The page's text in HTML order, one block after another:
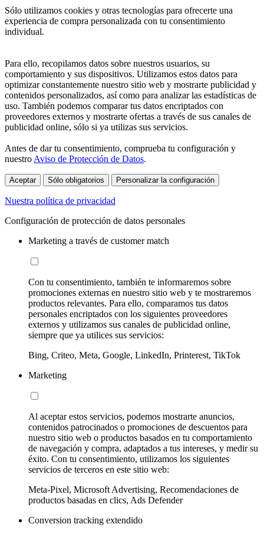
Sólo utilizamos cookies y otras tecnologías para ofrecerte una
experiencia de compra personalizada con tu consentimiento
individual.
Para ello, recopilamos datos sobre nuestros usuarios, su
comportamiento y sus dispositivos. Utilizamos estos datos para
optimizar constantemente nuestro sitio web y mostrarte publicidad y
contenidos personalizados, así como para analizar las estadísticas de
uso. También podemos comparar tus datos encriptados con
proveedores externos y mostrarte ofertas a través de sus canales de
publicidad online, sólo si ya utilizas sus servicios.
Antes de dar tu consentimiento, comprueba tu configuración y
nuestro Aviso de Protección de Datos.
Aceptar Sólo obligatorios Personalizar la configuración
Nuestra política de privacidad
Configuración de protección de datos personales
Marketing a través de customer match
Con tu consentimiento, también te informaremos sobre
promociones externas en nuestro sitio web y te mostraremos
productos relevantes. Para ello, comparamos tus datos
personales encriptados con los siguientes proveedores
externos y utilizamos sus canales de publicidad online,
siempre que ya utilices sus servicios:
Bing, Criteo, Meta, Google, LinkedIn, Printerest, TikTok
Marketing
Al aceptar estos servicios, podemos mostrarte anuncios,
contenidos patrocinados o promociones de descuentos para
nuestro sitio web o productos basados en tu comportamiento
de navegación y compra, adaptados a tus intereses, y medir su
éxito. Con tu consentimiento, utilizamos los siguientes
servicios de terceros en este sitio web:
Meta-Pixel, Microsoft Advertising, Recomendaciones de
productos basadas en clics, Ads Defender
Conversion tracking extendido